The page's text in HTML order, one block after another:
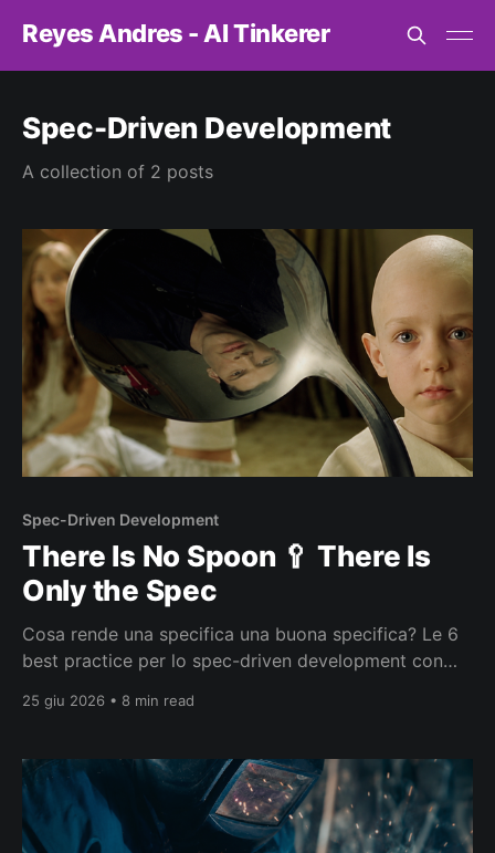
Reyes Andres - AI Tinkerer
Spec-Driven Development
A collection of 2 posts
Spec-Driven Development
There Is No Spoon 🥄 There Is
Only the Spec
Cosa rende una specifica una buona specifica? Le 6
best practice per lo spec-driven development con
25 giu 2026 • 8 min read